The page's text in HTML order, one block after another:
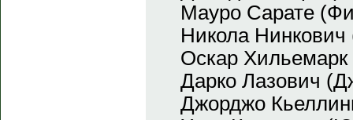
Мауро Сарате
Никола
Оскар
Дарко Лазович
Джорджо